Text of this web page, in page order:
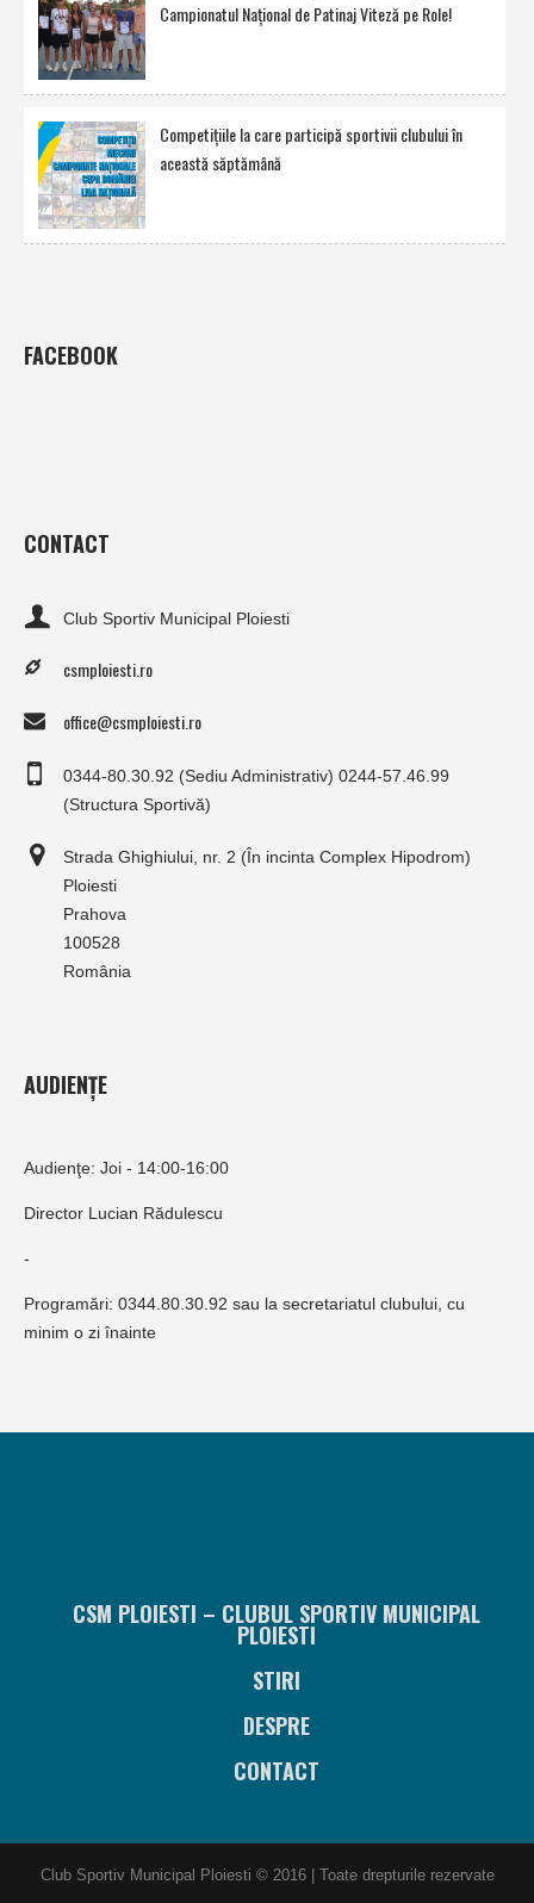
Campionatul Naţional de Patinaj Viteză pe Role!
Competiţiile la care participă sportivii clubului în
această săptămână
FACEBOOK
CONTACT
Club Sportiv Municipal Ploiesti
csmploiesti.ro
office@csmploiesti.ro
0344-80.30.92 (Sediu Administrativ) 0244-57.46.99
(Structura Sportivă)
Strada Ghighiului, nr. 2 (În incinta Complex Hipodrom)
Ploiesti
Prahova
100528
România
AUDIENȚE
Audienţe: Joi - 14:00-16:00
Director Lucian Rădulescu
-
Programări: 0344.80.30.92 sau la secretariatul clubului, cu
minim o zi înainte
CSM PLOIESTI – CLUBUL SPORTIV MUNICIPAL
PLOIESTI
STIRI
DESPRE
CONTACT
Club Sportiv Municipal Ploiesti © 2016 | Toate drepturile rezervate